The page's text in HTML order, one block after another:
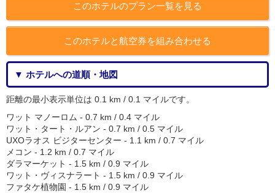
このホテルのプラン一覧を見る
このホテルと航空券を組み合わせる
▼ ホテルへの道順・地図
距離の最小表示単位は 0.1 km / 0.1 マイルです。
ワット マノーロム - 0.7 km / 0.4 マイル
ワット・タート・ルアン - 0.7 km / 0.5 マイル
UXOラオス ビジターセンター - 1.1 km / 0.7 マイル
メコン - 1.2 km / 0.7 マイル
ダラマーケット - 1.5 km / 0.9 マイル
ワット・ヴィスナラート - 1.5 km / 0.9 マイル
ファタケ植物園 - 1.5 km / 0.9 マイル